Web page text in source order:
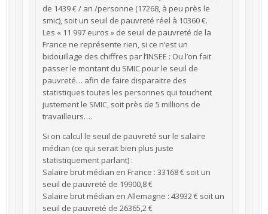
de 1439 € / an /personne (17268, à peu près le
smic), soit un seuil de pauvreté réel à 10360 €.
Les « 11 997 euros » de seuil de pauvreté de la
France ne représente rien, si ce n’est un
bidouillage des chiffres par l’INSEE : Ou l’on fait
passer le montant du SMIC pour le seuil de
pauvreté… afin de faire disparaitre des
statistiques toutes les personnes qui touchent
justement le SMIC, soit près de 5 millions de
travailleurs….
Si on calcul le seuil de pauvreté sur le salaire
médian (ce qui serait bien plus juste
statistiquement parlant) :
Salaire brut médian en France : 33168 € soit un
seuil de pauvreté de 19900,8 €
Salaire brut médian en Allemagne : 43932 € soit un
seuil de pauvreté de 26365,2 €